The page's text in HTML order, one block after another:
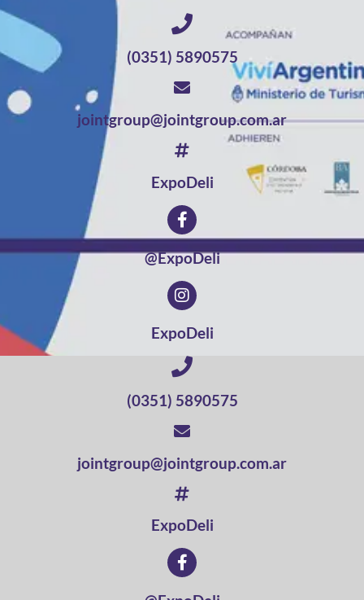
(0351) 5890575
jointgroup@jointgroup.com.ar
ExpoDeli
@ExpoDeli
ExpoDeli
(0351) 5890575
jointgroup@jointgroup.com.ar
ExpoDeli